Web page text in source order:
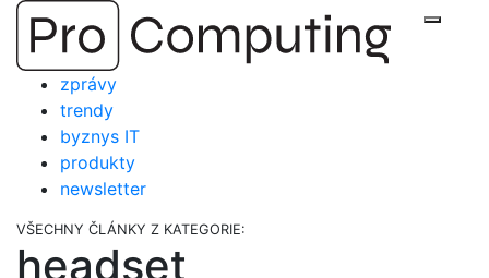
Přejít
obsah
zprávy
trendy
byznys IT
produkty
newsletter
VŠECHNY ČLÁNKY Z KATEGORIE:
headset